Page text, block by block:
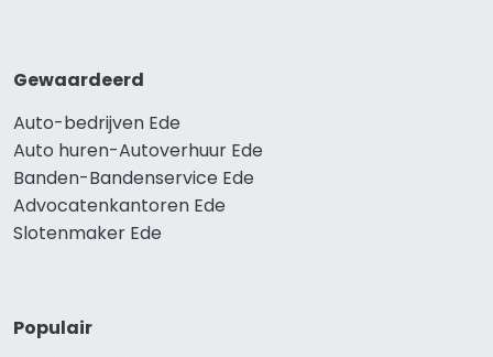
Gewaardeerd
Auto-bedrijven Ede
Auto huren-Autoverhuur Ede
Banden-Bandenservice Ede
Advocatenkantoren Ede
Slotenmaker Ede
Populair